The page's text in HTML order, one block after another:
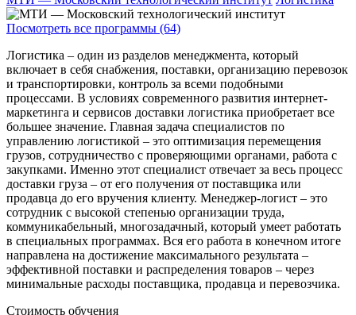
Посмотреть все программы (64)
Логистика – один из разделов менеджмента, который
включает в себя снабжения, поставки, организацию перевозок
и транспортировки, контроль за всеми подобными
процессами. В условиях современного развития интернет-
маркетинга и сервисов доставки логистика приобретает все
большее значение. Главная задача специалистов по
управлению логистикой – это оптимизация перемещения
грузов, сотрудничество с проверяющими органами, работа с
закупками. Именно этот специалист отвечает за весь процесс
доставки груза – от его получения от поставщика или
продавца до его вручения клиенту. Менеджер-логист – это
сотрудник с высокой степенью организации труда,
коммуникабельный, многозадачный, который умеет работать
в специальных программах. Вся его работа в конечном итоге
направлена на достижение максимального результата –
эффективной поставки и распределения товаров – через
минимальные расходы поставщика, продавца и перевозчика.
Стоимость обучения